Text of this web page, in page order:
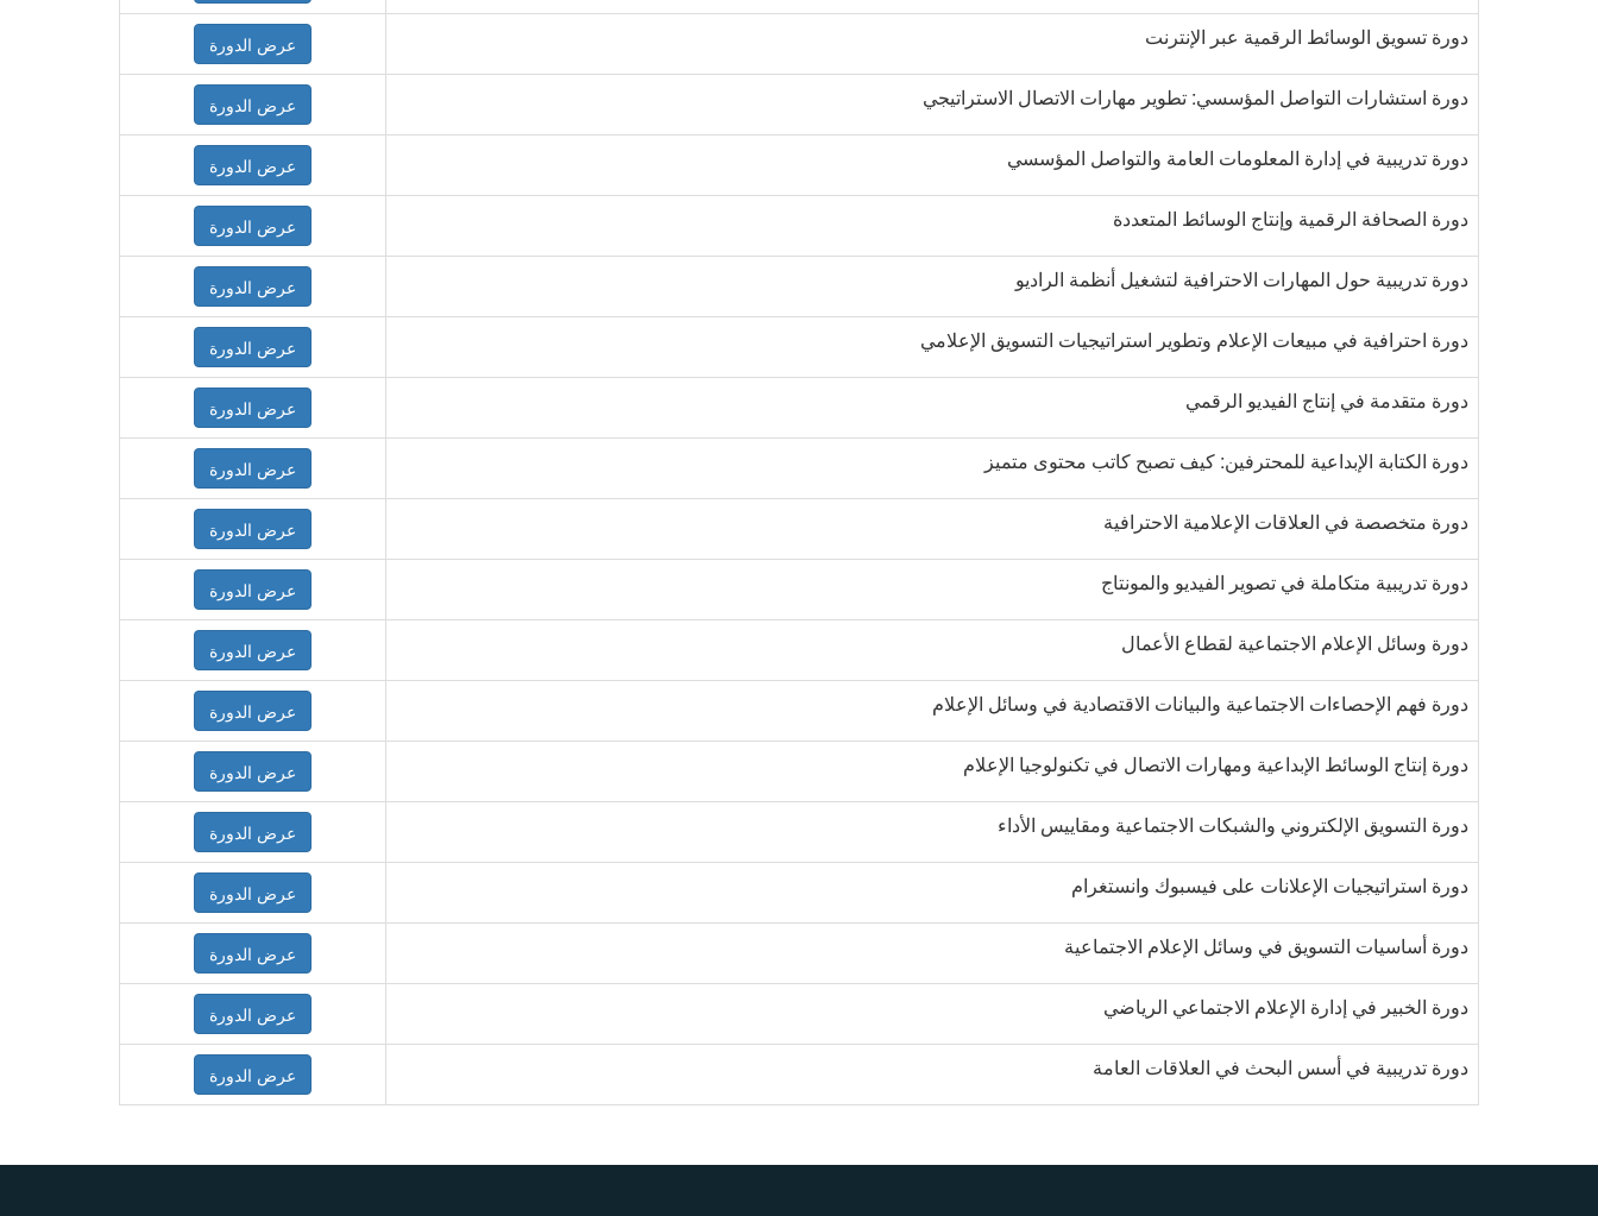
دورة تسويق الوسائط الرقمية عبر الإنترنت عرض الدورة
دورة استشارات التواصل المؤسسي: تطوير مهارات الاتصال الاستراتيجي عرض الدورة
دورة تدريبية في إدارة المعلومات العامة والتواصل المؤسسي عرض الدورة
دورة الصحافة الرقمية وإنتاج الوسائط المتعددة عرض الدورة
دورة تدريبية حول المهارات الاحترافية لتشغيل أنظمة الراديو عرض الدورة
دورة احترافية في مبيعات الإعلام وتطوير استراتيجيات التسويق الإعلامي عرض الدورة
دورة متقدمة في إنتاج الفيديو الرقمي عرض الدورة
دورة الكتابة الإبداعية للمحترفين: كيف تصبح كاتب محتوى متميز عرض الدورة
دورة متخصصة في العلاقات الإعلامية الاحترافية عرض الدورة
دورة تدريبية متكاملة في تصوير الفيديو والمونتاج عرض الدورة
دورة وسائل الإعلام الاجتماعية لقطاع الأعمال عرض الدورة
دورة فهم الإحصاءات الاجتماعية والبيانات الاقتصادية في وسائل الإعلام عرض الدورة
دورة إنتاج الوسائط الإبداعية ومهارات الاتصال في تكنولوجيا الإعلام عرض الدورة
دورة التسويق الإلكتروني والشبكات الاجتماعية ومقاييس الأداء عرض الدورة
دورة استراتيجيات الإعلانات على فيسبوك وانستغرام عرض الدورة
دورة أساسيات التسويق في وسائل الإعلام الاجتماعية عرض الدورة
دورة الخبير في إدارة الإعلام الاجتماعي الرياضي عرض الدورة
دورة تدريبية في أسس البحث في العلاقات العامة عرض الدورة